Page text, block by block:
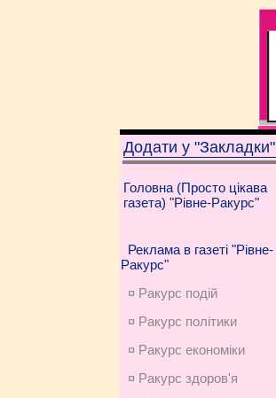
Додати у "Закладки"
Головна (Просто цікава
газета) "Рівне-Ракурс"
Реклама в газеті "Рівне-
Ракурс"
¤ Ракурс подій
¤ Ракурс політики
¤ Ракурс економiки
¤ Ракурс здоров'я